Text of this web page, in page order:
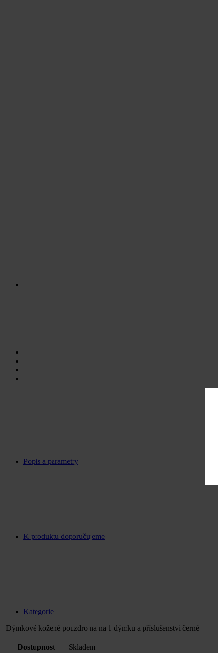
Popis a parametry
K produktu doporučujeme
Kategorie
Dýmkové kožené pouzdro na na 1 dýmku a příslušenstvi černé.
Dostupnost
Skladem